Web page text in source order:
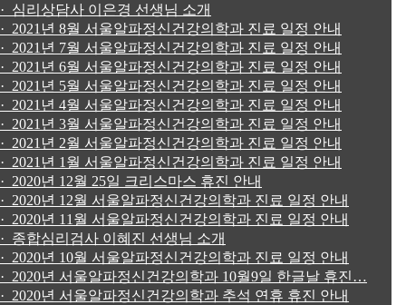
· 심리상담사 이은경 선생님 소개
· 2021년 8월 서울알파정신건강의학과 진료 일정 안내
· 2021년 7월 서울알파정신건강의학과 진료 일정 안내
· 2021년 6월 서울알파정신건강의학과 진료 일정 안내
· 2021년 5월 서울알파정신건강의학과 진료 일정 안내
· 2021년 4월 서울알파정신건강의학과 진료 일정 안내
· 2021년 3월 서울알파정신건강의학과 진료 일정 안내
· 2021년 2월 서울알파정신건강의학과 진료 일정 안내
· 2021년 1월 서울알파정신건강의학과 진료 일정 안내
· 2020년 12월 25일 크리스마스 휴진 안내
· 2020년 12월 서울알파정신건강의학과 진료 일정 안내
· 2020년 11월 서울알파정신건강의학과 진료 일정 안내
· 종합심리검사 이혜진 선생님 소개
· 2020년 10월 서울알파정신건강의학과 진료 일정 안내
· 2020년 서울알파정신건강의학과 10월9일 한글날 휴진…
· 2020년 서울알파정신건강의학과 추석 연휴 휴진 안내